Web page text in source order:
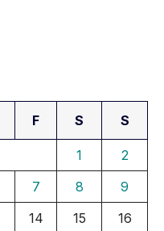
F S S
1
2
7 8
9
14 15
16